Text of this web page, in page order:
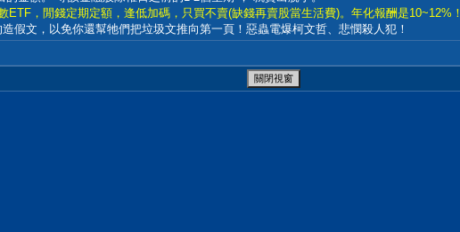
ETF，閒錢定期定額，逢低加碼，只買不賣(缺錢再賣股當生活費)。年化報酬是10~12%！
假文，以免你還幫牠們把垃圾文推向第一頁！惡蟲電爆柯文哲、悲憫殺人犯！